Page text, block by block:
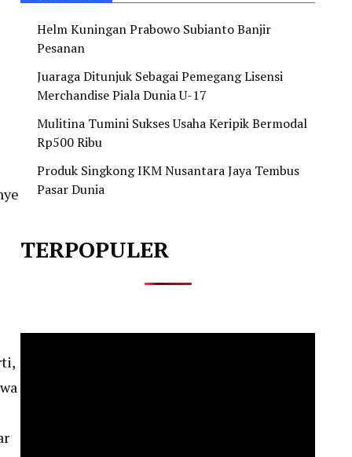
Helm Kuningan Prabowo Subianto Banjir
Pesanan
Juaraga Ditunjuk Sebagai Pemegang Lisensi
Merchandise Piala Dunia U-17
Mulitina Tumini Sukses Usaha Keripik Bermodal
Rp500 Ribu
Produk Singkong IKM Nusantara Jaya Tembus
Pasar Dunia
TERPOPULER